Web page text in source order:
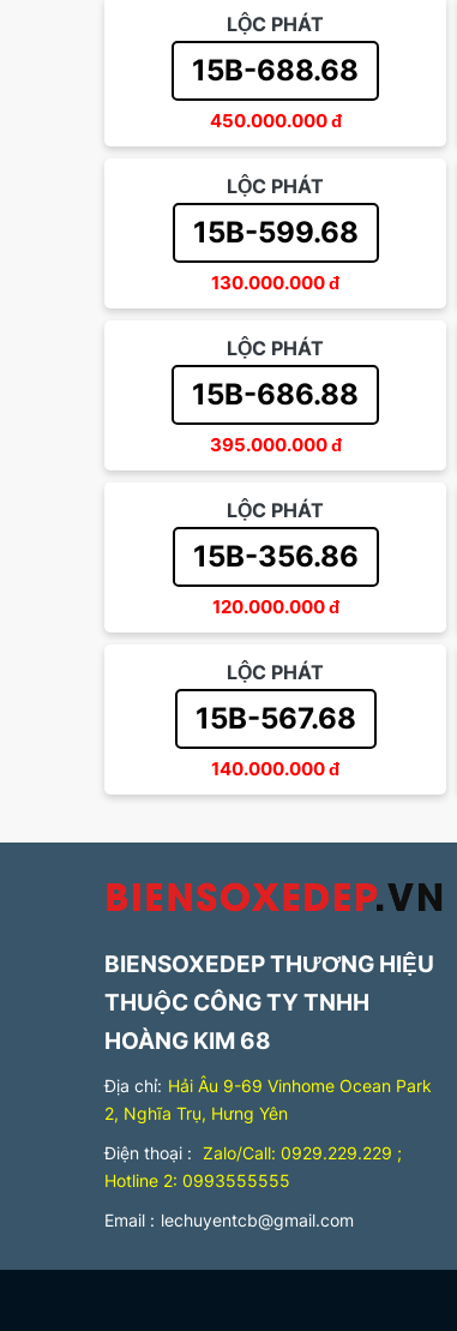
LỘC PHÁT
15B-688.68
450.000.000đ
LỘC PHÁT
15B-599.68
130.000.000đ
LỘC PHÁT
15B-686.88
395.000.000đ
LỘC PHÁT
15B-356.86
120.000.000đ
LỘC PHÁT
15B-567.68
140.000.000đ
BIENSOXEDEP THƯƠNG HIỆU
THUỘC CÔNG TY TNHH
HOÀNG KIM 68
Địa chỉ: Hải Âu 9-69 Vinhome Ocean Park
2, Nghĩa Trụ, Hưng Yên
Điện thoại : Zalo/Call: 0929.229.229 ;
Hotline 2: 0993555555
Email : lechuyentcb@gmail.com